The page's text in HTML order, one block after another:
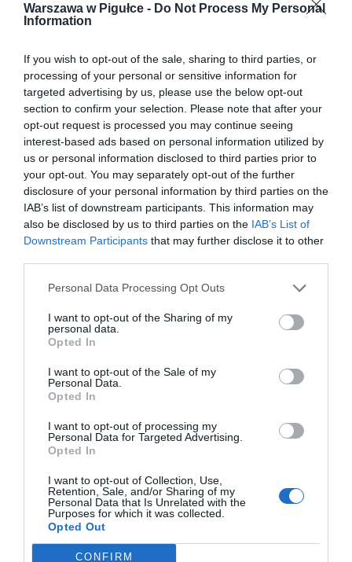
Warszawa w Pigułce - Do Not Process My Personal
Information
If you wish to opt-out of the sale, sharing to third parties, or
processing of your personal or sensitive information for
targeted advertising by us, please use the below opt-out
section to confirm your selection. Please note that after your
opt-out request is processed you may continue seeing
interest-based ads based on personal information utilized by
us or personal information disclosed to third parties prior to
your opt-out. You may separately opt-out of the further
disclosure of your personal information by third parties on the
IAB’s list of downstream participants. This information may
also be disclosed by us to third parties on the IAB’s List of
Downstream Participants that may further disclose it to other
Personal Data Processing Opt Outs
I want to opt-out of the Sharing of my
personal data.
Opted In
I want to opt-out of the Sale of my
Personal Data.
Opted In
I want to opt-out of processing my
Personal Data for Targeted Advertising.
Opted In
I want to opt-out of Collection, Use,
Retention, Sale, and/or Sharing of my
Personal Data that Is Unrelated with the
Purposes for which it was collected.
Opted Out
CONFIRM